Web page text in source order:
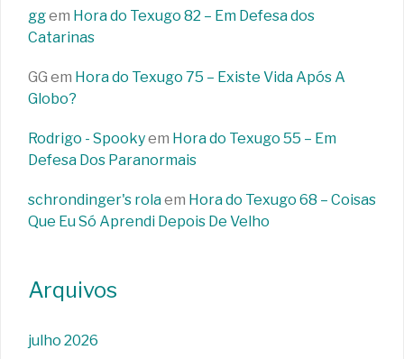
ggem Hora do Texugo 82 – Em Defesa dos
Catarinas
GG em Hora do Texugo 75 – Existe Vida Após A
Globo?
Rodrigo - Spookyem Hora do Texugo 55 – Em
Defesa Dos Paranormais
schrondinger's rolaem Hora do Texugo 68 – Coisas
Que Eu Só Aprendi Depois De Velho
Arquivos
julho 2026